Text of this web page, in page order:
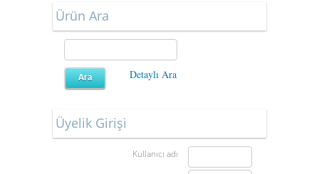
Ürün Ara
Detaylı Ara
Üyelik Girişi
Kullanıcı adı